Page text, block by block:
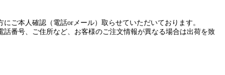
ご本人確認（電話orメール）取らせていただいております。
番号、ご住所など、お客様のご注文情報が異なる場合は出荷を致